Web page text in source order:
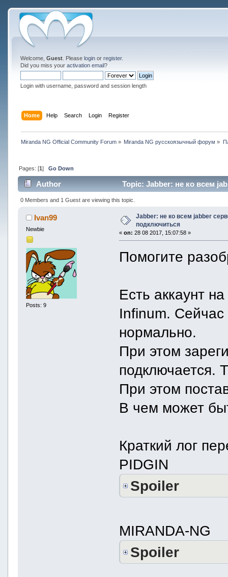
Welcome, Guest. Please loginor register.
Did you miss your activation email?
Login with username, password and session length
Home Help Search Login Register
Miranda NG Official Community Forum» Miranda NG русскоязычный форум »
Pages: [1] Go Down
Author Topic: Jabber: не ко всем
0 Members and 1 Guest are viewing this topic.
Ivan99
Newbie
Posts: 9
Jabber: не ко всем jabber
подключиться
«on: 28 08 2017, 15:07:58 »
Помогите
Есть аккаунт
Infinum. Сейчас
нормально.
При этом
подключается.
При этом
В чем может
Краткий лог
PIDGIN
Spoiler
MIRANDA-NG
Spoiler